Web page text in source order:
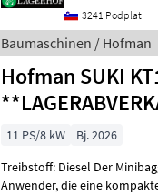
3241 Podplat
Baumaschinen / Hofman
Hofman SUKI
11 PS/8 kW
Bj. 2026
Treibstoff: Diesel Der
Anwender, die eine kompakte, aber leistungsstarke Maschine für